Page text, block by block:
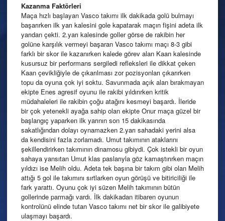
Kazanma Faktörleri
Maça hızlı başlayan Vasco takımı ilk dakikada golü bulmayı
başarırken ilk yarı kalesini gole kapatarak maçın fişini adeta ilk
yarıdan çekti. 2.yarı kalesinde goller görse de rakibin her
golüne karşılık vermeyi başaran Vasco takımı maçı 8-3 gibi
farklı bir skor ile kazanırken kalede görev alan Kaan kalesinde
kusursuz bir performans sergiledi refleksleri ile dikkat çeken
Kaan çevikliğiyle de çıkarılması zor pozisyonları çıkarırken
topu da oyuna çok iyi soktu. Savunmada açık alan bırakmayan
ekipte Enes agresif oyunu ile rakibi yıldırırken kritik
müdahaleleri ile rakibin çoğu atağını kesmeyi başardı. İleride
bir çok yetenekli ayağa sahip olan ekipte Onur maça güzel bir
başlangıç yaparken ilk yarının son 15 dakikasında
sakatlığından dolayı oynamazken 2.yarı sahadaki yerini alsa
da kendisini fazla zorlamadı. Umut takımının ataklarını
şekillendirirken takımının dinamosu gibiydi. Çok istekli bir oyun
sahaya yansıtan Umut klas paslarıyla göz kamaştırırken maçın
yıldızı ise Melih oldu. Adeta tek başına bir takım gibi olan Melih
attığı 5 gol ile takımını sırtlarken oyun görüşü ve bitiriciliği ile
fark yarattı. Oyunu çok iyi süzen Melih takımının bütün
gollerinde parmağı vardı. İlk dakikadan itibaren oyunun
kontrolünü elinde tutan Vasco takımı net bir skor ile galibiyete
ulaşmayı başardı.